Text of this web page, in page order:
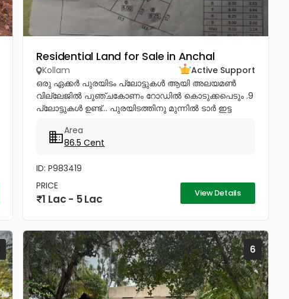
Residential Land for Sale in Anchal
Kollam
Active Support
ഒരു ഏക്കർ പുരയിടം പ്ലോട്ടുകൾ ആയി അലയമൺ
വില്ലേജിൽ പുഞ്ചകോണം റോഡിൽ കൊടുക്കപെടും .9
പ്ലോട്ടുകൾ ഉണ്ട്‌... പുരയിടത്തിനു മുന്നിൽ ടാർ ഇട്ട
പ്ലോട്ടുകളിലേക്കും വഴി ഉണ്ട്‌. front plot - 2 lakhs...
Area
86.5 Cent
ID: P983419
PRICE
1 Lac - 5 Lac View Details
6